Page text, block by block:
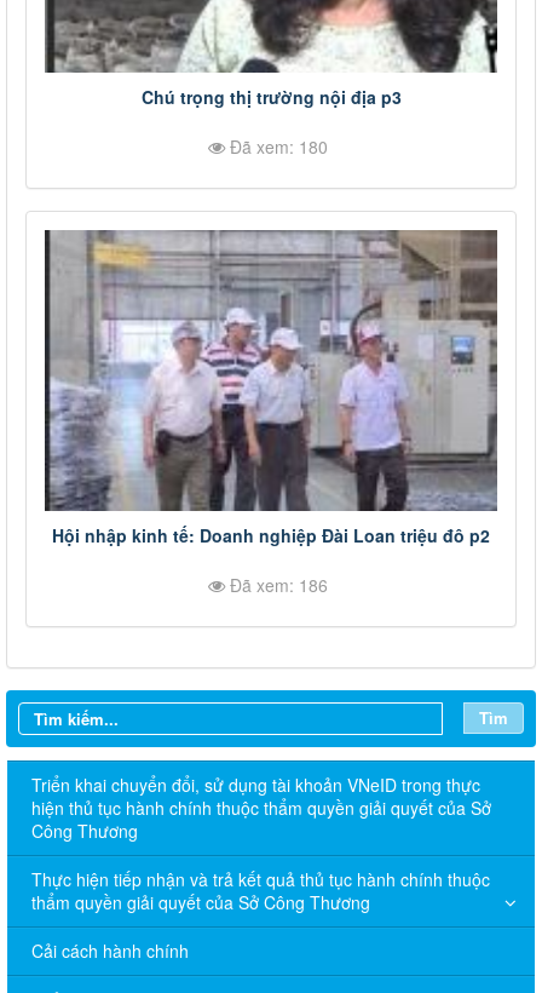
Chú trọng thị trường nội địa p3
Đã xem: 180
Hội nhập kinh tế: Doanh nghiệp Đài Loan triệu đô p2
Đã xem: 186
Tìm
Triển khai chuyển đổi, sử dụng tài khoản VNeID trong thực
hiện thủ tục hành chính thuộc thẩm quyền giải quyết của Sở
Công Thương
Thực hiện tiếp nhận và trả kết quả thủ tục hành chính thuộc
thẩm quyền giải quyết của Sở Công Thương
Cải cách hành chính